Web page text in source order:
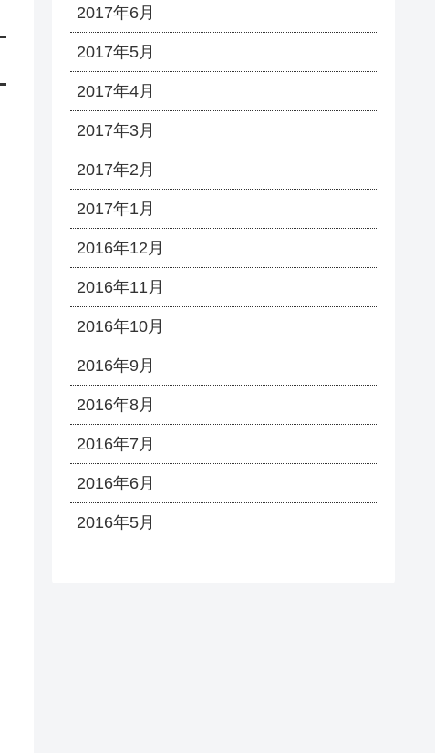
2017年6月
2017年5月
2017年4月
2017年3月
2017年2月
2017年1月
2016年12月
2016年11月
2016年10月
2016年9月
2016年8月
2016年7月
2016年6月
2016年5月